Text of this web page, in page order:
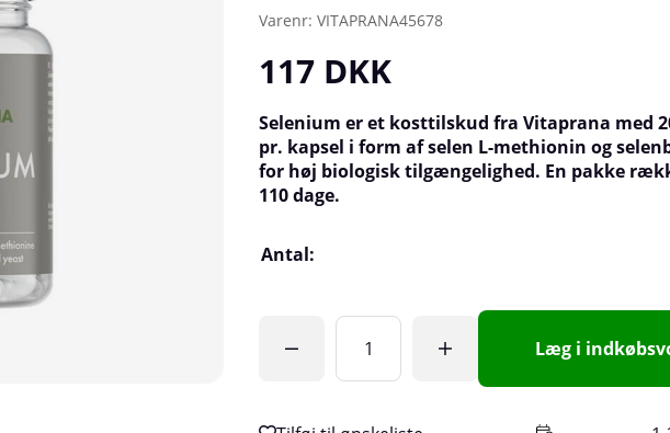
Varenr: VITAPRANA45678
117 DKK
Selenium er et kosttilskud fra Vitaprana med
pr. kapsel i form af selen L-methionin og
for høj biologisk tilgængelighed. En pakke
110 dage.
Antal:
Læg i